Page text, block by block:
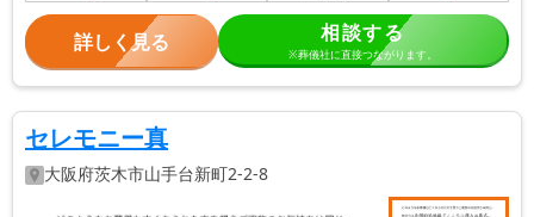
詳しく見る 相談する
※葬儀社に直接つながります。
セレモニー真
大阪府茨木市山手台新町2-2-8